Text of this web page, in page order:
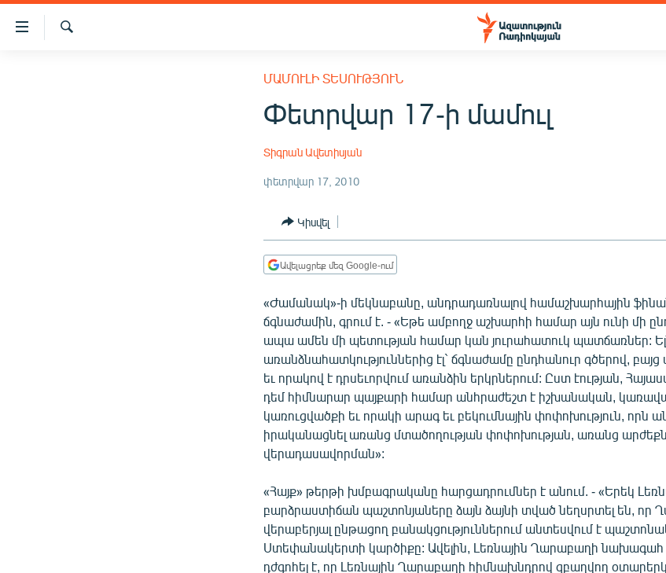
Մատչելիության
հղումներ
ՄԱՄՈՒԼԻ ՏԵՍՈՒԹՅՈՒՆ
Փետրվար 17-ի մամուլ
Տիգրան Ավետիսյան
փետրվար 17, 2010
Կիսվել
Ավելացրեք մեզ Google-ում
«Ժամանակ»-ի մեկնաբանը, անդրադառնալով համաշխարհային
ճգնաժամին, գրում է. - «Եթե ամբողջ աշխարհի համար այն ունի մի
ապա ամեն մի պետության համար կան յուրահատուկ պատճառներ:
առանձնահատկություններից էլ` ճգնաժամը ընդհանուր գծերով,
եւ որակով է դրսեւորվում առանձին երկրներում: Ըստ էության,
դեմ հիմնարար պայքարի համար անհրաժեշտ է իշխանական,
կառուցվածքի եւ որակի արագ եւ բեկումնային փոփոխություն, որն
իրականացնել առանց մտածողության փոփոխության, առանց
վերադասավորման»:
«Հայք» թերթի խմբագրականը հարցադրումներ է անում. - «Երեկ
բարձրաստիճան պաշտոնյաները ձայն ձայնի տված նեղսրտել են, որ
վերաբերյալ ընթացող բանակցություններում անտեսվում է
Ստեփանակերտի կարծիքը: Ավելին, Լեռնային Ղարաբաղի
դժգոհել է, որ Լեռնային Ղարաբաղի հիմնախնդրով զբաղվող